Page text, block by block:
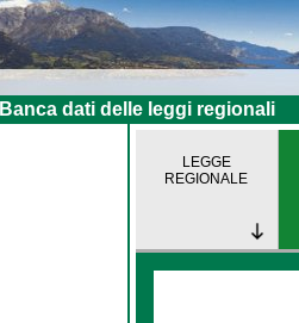
Banca dati delle leggi regionali
LEGGE
REGIONALE